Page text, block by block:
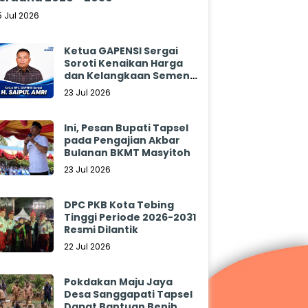
Jul 2026
Ketua GAPENSI Sergai
Soroti Kenaikan Harga
dan Kelangkaan Semen,
Minta Pemerintah
23 Jul 2026
Ini, Pesan Bupati Tapsel
pada Pengajian Akbar
Bulanan BKMT Masyitoh
23 Jul 2026
DPC PKB Kota Tebing
Tinggi Periode 2026-2031
Resmi Dilantik
22 Jul 2026
Pokdakan Maju Jaya
Desa Sanggapati Tapsel